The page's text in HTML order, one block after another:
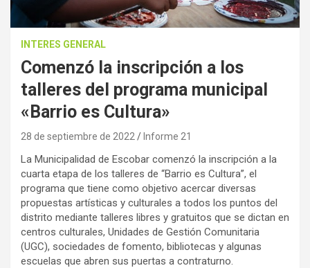
INTERES GENERAL
Comenzó la inscripción a los
talleres del programa municipal
«Barrio es Cultura»
28 de septiembre de 2022 Informe 21
La Municipalidad de Escobar comenzó la inscripción a la
cuarta etapa de los talleres de “Barrio es Cultura”, el
programa que tiene como objetivo acercar diversas
propuestas artísticas y culturales a todos los puntos del
distrito mediante talleres libres y gratuitos que se dictan en
centros culturales, Unidades de Gestión Comunitaria
(UGC), sociedades de fomento, bibliotecas y algunas
escuelas que abren sus puertas a contraturno.